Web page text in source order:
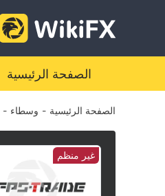
الصفحة الرئيسية
الصفحة الرئيسية - وسطاء -
غير منظم
3
4
5
6
2
3
4
5